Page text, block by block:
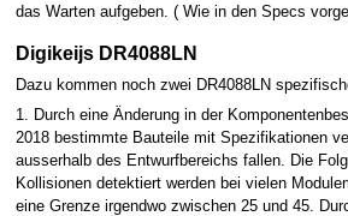
das Warten aufgeben. ( Wie in den Specs
Digikeijs DR4088LN
Dazu kommen noch zwei DR4088LN
1. Durch eine Änderung in der
2018 bestimmte Bauteile mit Spezifikationen
ausserhalb des Entwurfbereichs fallen. Die
Kollisionen detektiert werden bei vielen
eine Grenze irgendwo zwischen 25 und 45.